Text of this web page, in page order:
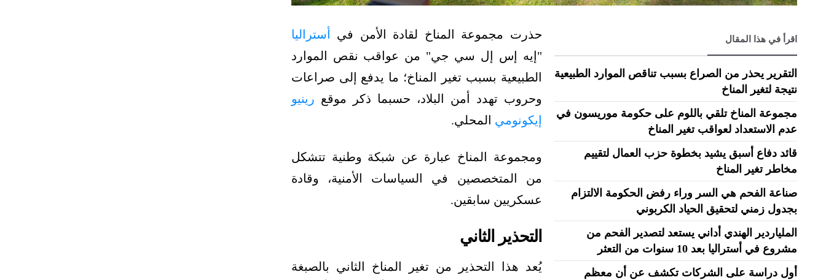
اقرأ في هذا المقال
التقرير يحذر من الصراع بسبب تناقص الموارد الطبيعية
نتيجة لتغير المناخ
مجموعة المناخ تلقي باللوم على حكومة موريسون في
عدم الاستعداد لعواقب تغير المناخ
قائد دفاع أسبق يشيد بخطوة حزب العمال لتقييم
مخاطر تغير المناخ
صناعة الفحم هي السر وراء رفض الحكومة الالتزام
بجدول زمني لتحقيق الحياد الكربوني
الملياردير الهندي أداني يستعد لتصدير الفحم من
مشروع في أستراليا بعد 10 سنوات من التعثر
أول دراسة على الشركات تكشف عن أن معظم
حذرت مجموعة المناخ لقادة الأمن في
أستراليا
"إيه إس إل سي جي" من عواقب نقص الموارد
الطبيعية بسبب تغير المناخ؛ ما يدفع إلى صراعات
وحروب تهدد أمن البلاد، حسبما ذكر موقع رينيو
إيكونومي المحلي.
ومجموعة المناخ عبارة عن شبكة وطنية تتشكل
من المتخصصين في السياسات الأمنية، وقادة
عسكريين سابقين.
التحذير الثاني
يُعد هذا التحذير من تغير المناخ الثاني بالصبغة